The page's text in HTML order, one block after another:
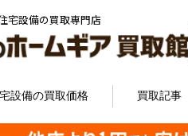
宅設備の買取専門店
設備の買取価格 買取記事